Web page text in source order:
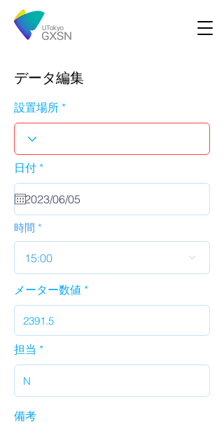
データ編集
設置場所
日付 *r
u
i
d
時間
15:00
メーター数値
担当
備考